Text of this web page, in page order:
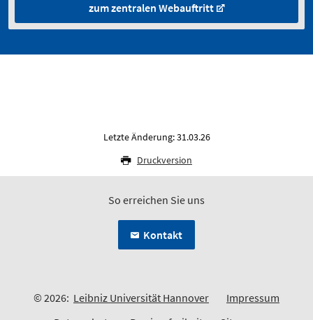
zum zentralen Webauftritt
Letzte Änderung: 31.03.26
Druckversion
So erreichen Sie uns
Kontakt
© 2026: Leibniz Universität Hannover
Impressum